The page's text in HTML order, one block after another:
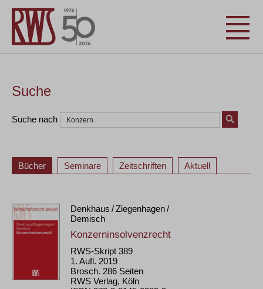
Suche
Suche nach
Bücher Seminare Zeitschriften Aktuell
Denkhaus / Ziegenhagen /
Demisch
Konzerninsolvenzrecht
RWS-Skript 389
1. Aufl. 2019
Brosch. 286 Seiten
RWS Verlag, Köln